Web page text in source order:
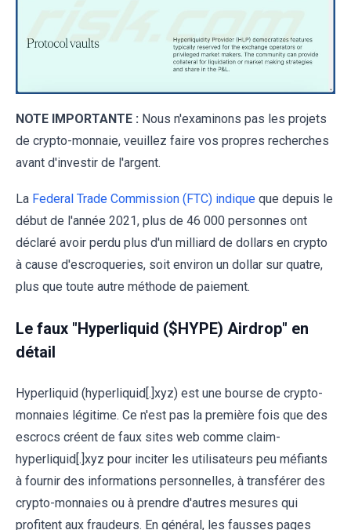
NOTE IMPORTANTE : Nous n'examinons pas les projets
de crypto-monnaie, veuillez faire vos propres recherches
avant d'investir de l'argent.
La Federal Trade Commission (FTC) indique que depuis le
début de l'année 2021, plus de 46 000 personnes ont
déclaré avoir perdu plus d'un milliard de dollars en crypto
à cause d'escroqueries, soit environ un dollar sur quatre,
plus que toute autre méthode de paiement.
Le faux "Hyperliquid ($HYPE) Airdrop" en
détail
Hyperliquid (hyperliquid[.]xyz) est une bourse de crypto-
monnaies légitime. Ce n'est pas la première fois que des
escrocs créent de faux sites web comme claim-
hyperliquid[.]xyz pour inciter les utilisateurs peu méfiants
à fournir des informations personnelles, à transférer des
crypto-monnaies ou à prendre d'autres mesures qui
profitent aux fraudeurs. En général, les fausses pages